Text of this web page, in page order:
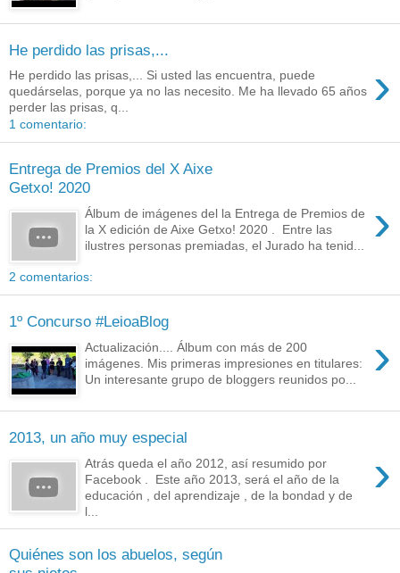
He perdido las prisas,...
›
He perdido las prisas,... Si usted las encuentra, puede
quedárselas, porque ya no las necesito. Me ha llevado 65 años
perder las prisas, q...
1 comentario:
Entrega de Premios del X Aixe
Getxo! 2020
›
Álbum de imágenes del la Entrega de Premios de
la X edición de Aixe Getxo! 2020 . Entre las
ilustres personas premiadas, el Jurado ha tenid...
2 comentarios:
1º Concurso #LeioaBlog
›
Actualización.... Álbum con más de 200
imágenes. Mis primeras impresiones en titulares:
Un interesante grupo de bloggers reunidos po...
2013, un año muy especial
›
Atrás queda el año 2012, así resumido por
Facebook . Este año 2013, será el año de la
educación , del aprendizaje , de la bondad y de
l...
Quiénes son los abuelos, según